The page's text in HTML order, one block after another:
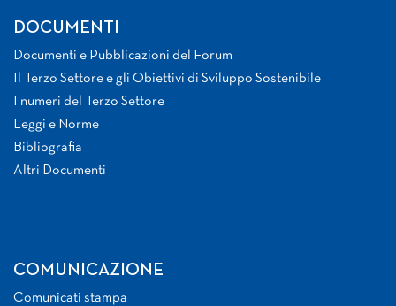
DOCUMENTI
Documenti e Pubblicazioni del Forum
Il Terzo Settore e gli Obiettivi di Sviluppo Sostenibile
I numeri del Terzo Settore
Leggi e Norme
Bibliografia
Altri Documenti
COMUNICAZIONE
Comunicati stampa